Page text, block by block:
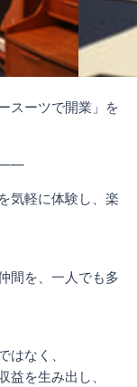
スーツで開業」を
——
気軽に体験し、楽
間を、一人でも多
はなく、
益を生み出し、